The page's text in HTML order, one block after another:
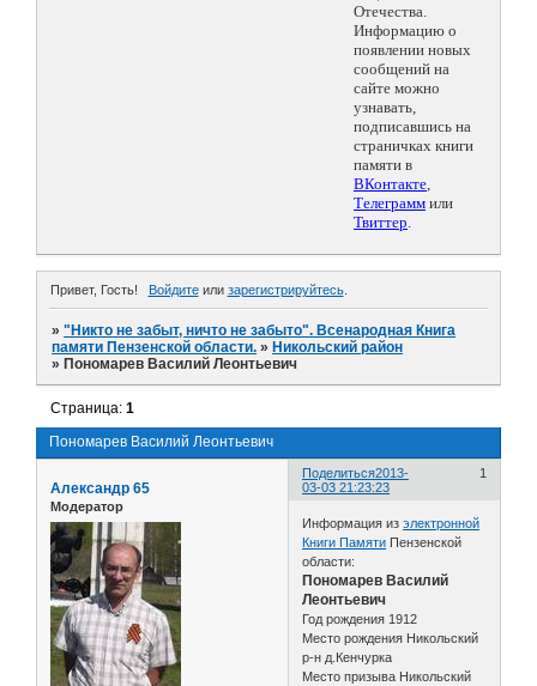
Отечества.
Информацию о
появлении новых
сообщений на
сайте можно
узнавать,
подписавшись на
страничках книги
памяти в
ВКонтакте,
Телеграмм или
Твиттер.
Привет, Гость! Войдитеили зарегистрируйтесь.
»"Никто не забыт, ничто не забыто". Всенародная Книга
памяти Пензенской области. » Никольский район
» Пономарев Василий Леонтьевич
Пономарев Василий Леонтьевич
Страница:1
Поделиться 1
2013-
03-03 21:23:23
Александр 65
Модератор
Информация изэлектронной
Книги Памяти Пензенской
области:
Пономарев Василий
Леонтьевич
Год рождения 1912
Место рождения Никольский
р-н д.Кенчурка
Место призыва Никольский